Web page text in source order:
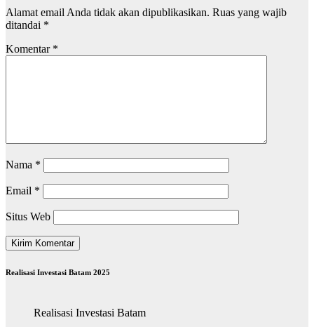
Alamat email Anda tidak akan dipublikasikan. Ruas yang wajib
ditandai *
Komentar *
Nama *
Email *
Situs Web
Realisasi Investasi Batam 2025
Realisasi Investasi Batam